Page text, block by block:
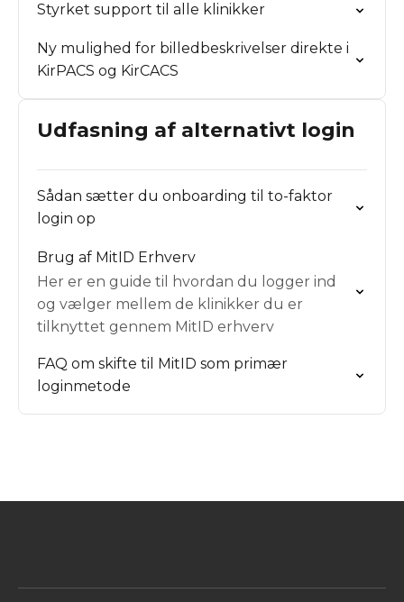
Styrket support til alle klinikker
Ny mulighed for billedbeskrivelser direkte i
KirPACS og KirCACS
Udfasning af alternativt login
Sådan sætter du onboarding til to-faktor
login op
Brug af MitID Erhverv
Her er en guide til hvordan du logger ind
og vælger mellem de klinikker du er
tilknyttet gennem MitID erhverv
FAQ om skifte til MitID som primær
loginmetode